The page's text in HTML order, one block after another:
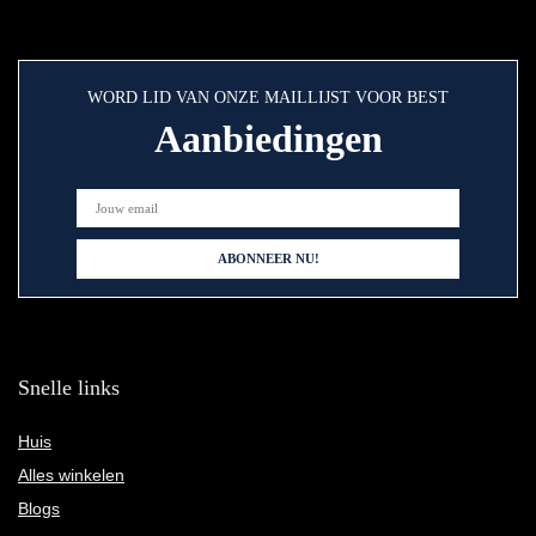
WORD LID VAN ONZE MAILLIJST VOOR BEST
Aanbiedingen
Snelle links
Huis
Alles winkelen
Blogs